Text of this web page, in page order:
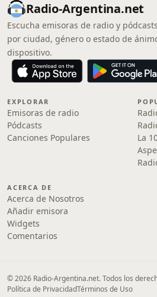
Radio-Argentina.net
Escucha emisoras de radio y
por ciudad, género o estado de
dispositivo.
EXPLORAR
Emisoras de radio
Pódcasts
Canciones Populares
La
ACERCA DE
Acerca de Nosotros
Añadir emisora
Widgets
Comentarios
© 2026 Radio-Argentina.net. Todos los
Política de PrivacidadTérminos de Uso